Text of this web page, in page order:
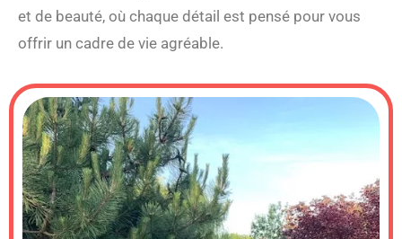
et de beauté, où chaque détail est pensé pour vous
offrir un cadre de vie agréable.